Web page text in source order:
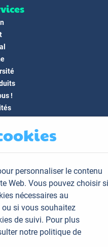
!
personnaliser le contenu
Web. Vous pouvez choisir si
nécessaires au
si vous souhaitez
de suivi. Pour plus
notre politique de